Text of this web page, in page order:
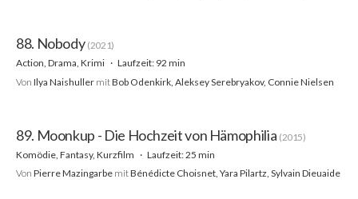
88. Nobody (2021)
Action, Drama, Krimi
Laufzeit: 92 min
Von Ilya Naishuller mitBob Odenkirk, Aleksey Serebryakov, Connie Nielsen
89. Moonkup - Die Hochzeit von Hämophilia (2015)
Komödie, Fantasy, Kurzfilm
Laufzeit: 25 min
Von Pierre Mazingarbe mitBénédicte Choisnet, Yara Pilartz, Sylvain Dieuaide